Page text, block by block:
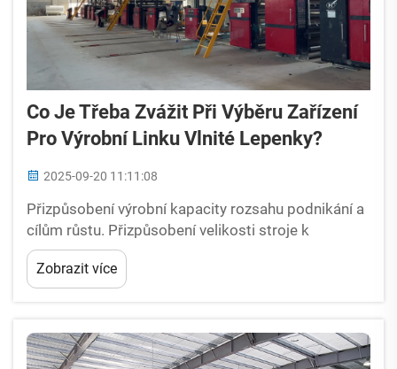
Co Je Třeba Zvážit Při Výběru Zařízení
Pro Výrobní Linku Vlnité Lepenky?
2025-09-20 11:11:08
Přizpůsobení výrobní kapacity rozsahu podnikání a
cílům růstu. Přizpůsobení velikosti stroje k
dispozici v továrně a uspořádání. Plocha výrobní
linky přímo ovlivňuje provozní efektivitu při výrobě
vlnité lepenky. Obsazené vybavení...
Zobrazit více